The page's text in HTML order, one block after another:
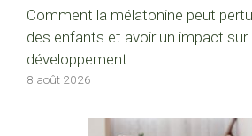
Comment la mélatonine peut
des enfants et avoir un impact sur
développement
8 août 2026